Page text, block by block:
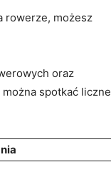
rowerze, możesz
oraz
spotkać liczne